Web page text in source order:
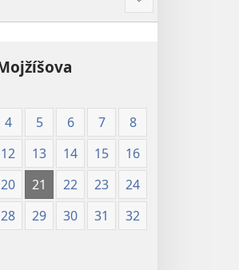
Ukázat
více
4 5 6 7
8
12 13 14 15
16
20 21 22 23
24
28 29 30 31
32